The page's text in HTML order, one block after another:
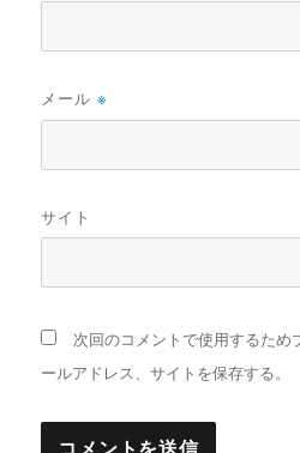
メール※
サイト
次回のコメントで使用するため
ールアドレス、サイトを保存する。